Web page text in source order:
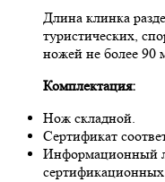
Длина клинка
туристических,
ножей не более 90
Комплектация:
Нож складной.
Сертификат
Информационный